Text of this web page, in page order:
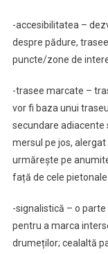
-accesibilitatea –
despre pădure,
puncte/zone de
-trasee marcate –
vor fi baza unui
secundare
mersul pe jos,
urmărește pe
față de cele
-signalistică – o
pentru a marca
drumeților; cealaltă